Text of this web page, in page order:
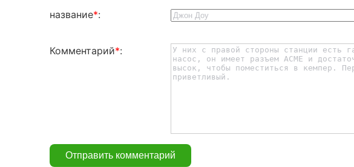
название*:
Комментарий*: